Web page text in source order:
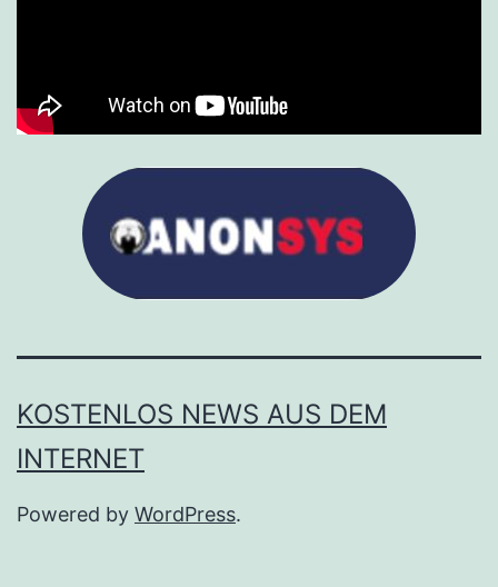
KOSTENLOS NEWS AUS DEM
INTERNET
Powered by WordPress.